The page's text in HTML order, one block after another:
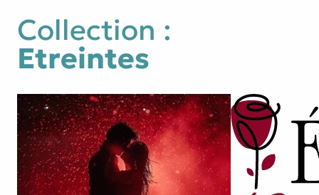
Collection :
Etreintes